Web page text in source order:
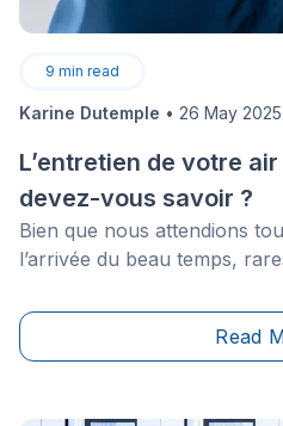
9 min read
Karine Dutemple • 26 May 2025
L’entretien de votre
devez-vous savoir ?
Bien que nous attendions
l’arrivée du beau temps,
leur appartement. Voilà
sommes plusieurs à faireRead